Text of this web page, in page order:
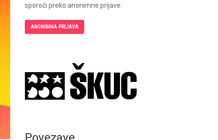
sporoči preko anonimne prijave.
ANONIMNA PRIJAVA